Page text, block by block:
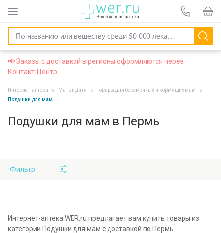
📢 Заказы с доставкой в регионы оформляются через
Контакт-Центр
Интернет-аптека Мать и дитя
Товары для беременных и кормящих мам
Подушки для мам
Подушки для мам в Пермь
Фильтр
Интернет-аптека WER.ru предлагает вам купить товары из
категории Подушки для мам с доставкой по Пермь